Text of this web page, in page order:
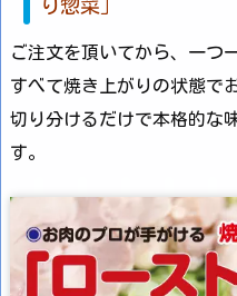
り惣菜」
ご注文を頂いてから、一つ
すべて焼き上がりの状態で
切り分けるだけで本格的な
す。